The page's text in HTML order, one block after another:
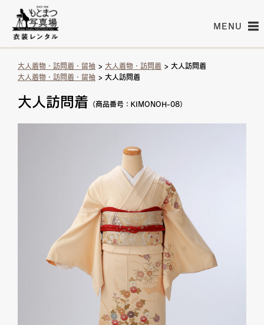
MENU
大人着物・訪問着・留袖 > 大人着物・訪問着 > 大人訪問着
大人着物・訪問着・留袖 > 大人訪問着
大人訪問着 （商品番号：KIMONOH-08）